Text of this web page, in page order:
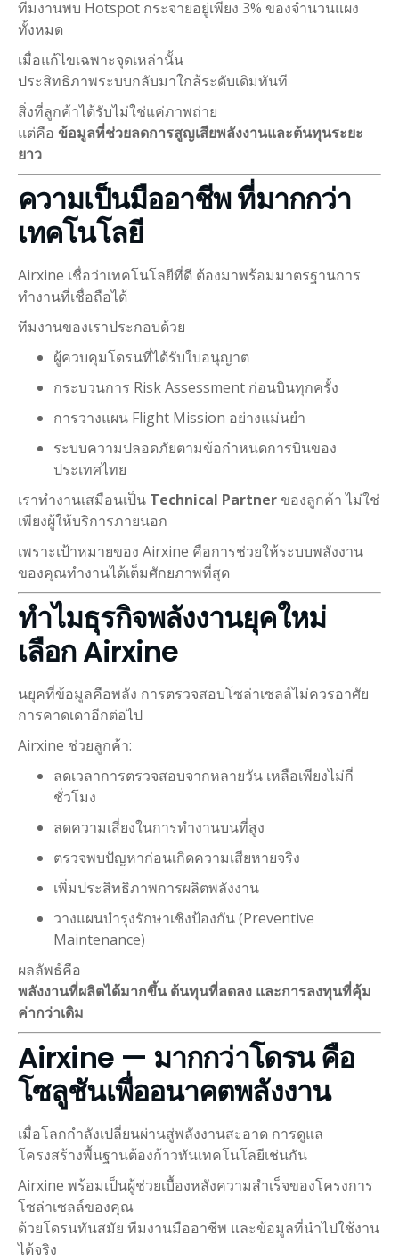
ทีมงานพบ Hotspot กระจายอยู่เพียง 3% ของจำนวนแผง
ทั้งหมด
เมื่อแก้ไขเฉพาะจุดเหล่านั้น
ประสิทธิภาพระบบกลับมาใกล้ระดับเดิมทันที
สิ่งที่ลูกค้าได้รับไม่ใช่แค่ภาพถ่าย
แต่คือ ข้อมูลที่ช่วยลดการสูญเสียพลังงานและต้นทุนระยะ
ยาว
ความเป็นมืออาชีพ ที่มากกว่า
เทคโนโลยี
Airxine เชื่อว่าเทคโนโลยีที่ดี ต้องมาพร้อมมาตรฐานการ
ทำงานที่เชื่อถือได้
ทีมงานของเราประกอบด้วย
ผู้ควบคุมโดรนที่ได้รับใบอนุญาต
กระบวนการ Risk Assessment ก่อนบินทุกครั้ง
การวางแผน Flight Mission อย่างแม่นยำ
ระบบความปลอดภัยตามข้อกำหนดการบินของ
ประเทศไทย
เราทำงานเสมือนเป็น Technical Partnerของลูกค้า ไม่ใช่
เพียงผู้ให้บริการภายนอก
เพราะเป้าหมายของ Airxine คือการช่วยให้ระบบพลังงาน
ของคุณทำงานได้เต็มศักยภาพที่สุด
ทำไมธุรกิจพลังงานยุคใหม่
เลือก Airxine
นยุคที่ข้อมูลคือพลัง การตรวจสอบโซล่าเซลล์ไม่ควรอาศัย
การคาดเดาอีกต่อไป
Airxine ช่วยลูกค้า:
ลดเวลาการตรวจสอบจากหลายวัน เหลือเพียงไม่กี่
ชั่วโมง
ลดความเสี่ยงในการทำงานบนที่สูง
ตรวจพบปัญหาก่อนเกิดความเสียหายจริง
เพิ่มประสิทธิภาพการผลิตพลังงาน
วางแผนบำรุงรักษาเชิงป้องกัน (Preventive
Maintenance)
ผลลัพธ์คือ
พลังงานที่ผลิตได้มากขึ้น ต้นทุนที่ลดลง และการลงทุนที่คุ้ม
ค่ากว่าเดิม
Airxine — มากกว่าโดรน คือ
โซลูชันเพื่ออนาคตพลังงาน
เมื่อโลกกำลังเปลี่ยนผ่านสู่พลังงานสะอาด การดูแล
โครงสร้างพื้นฐานต้องก้าวทันเทคโนโลยีเช่นกัน
Airxine พร้อมเป็นผู้ช่วยเบื้องหลังความสำเร็จของโครงการ
โซล่าเซลล์ของคุณ
ด้วยโดรนทันสมัย ทีมงานมืออาชีพ และข้อมูลที่นำไปใช้งาน
ได้จริง